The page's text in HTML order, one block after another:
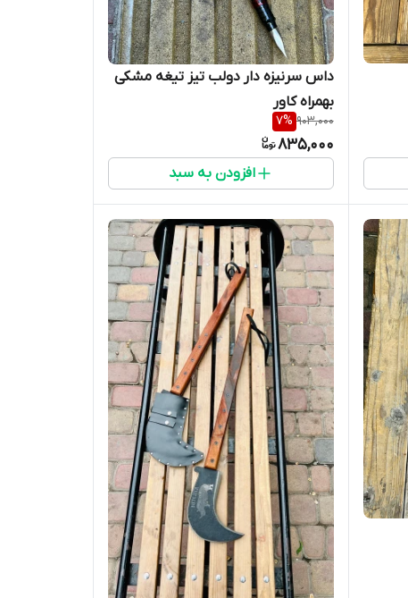
داس سرنیزه دار دولب تیز تیغه مشکی
بهمراه کاور
903,000
7%
835,000
افزودن به سبد